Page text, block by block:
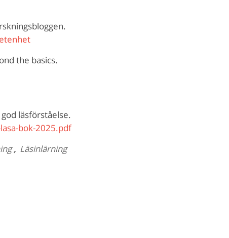
the basics.
läsförståelse.
bok-2025.pdf
, Läsinlärning